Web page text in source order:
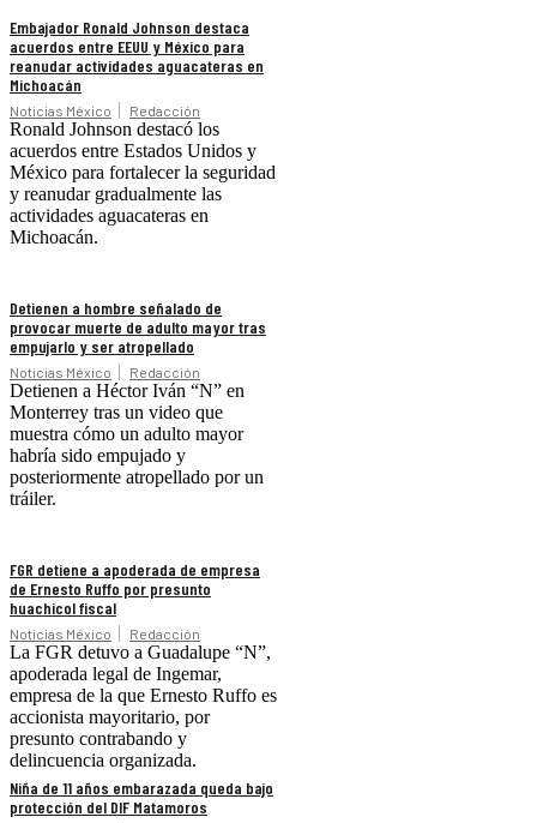
Embajador Ronald Johnson destaca
acuerdos entre EEUU y México para
reanudar actividades aguacateras en
Michoacán
Noticias México Redacción
Ronald Johnson destacó los
acuerdos entre Estados Unidos y
México para fortalecer la seguridad
y reanudar gradualmente las
actividades aguacateras en
Michoacán.
Detienen a hombre señalado de
provocar muerte de adulto mayor tras
empujarlo y ser atropellado
Noticias México Redacción
Detienen a Héctor Iván “N” en
Monterrey tras un video que
muestra cómo un adulto mayor
habría sido empujado y
posteriormente atropellado por un
tráiler.
FGR detiene a apoderada de empresa
de Ernesto Ruffo por presunto
huachicol fiscal
Noticias México Redacción
La FGR detuvo a Guadalupe “N”,
apoderada legal de Ingemar,
empresa de la que Ernesto Ruffo es
accionista mayoritario, por
presunto contrabando y
delincuencia organizada.
Niña de 11 años embarazada queda bajo
protección del DIF Matamoros